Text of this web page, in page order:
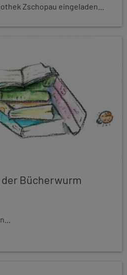
Zschopau eingeladen...
der Bücherwurm